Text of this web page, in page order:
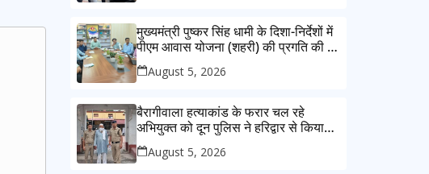
मुख्यमंत्री पुष्कर सिंह धामी के दिशा-निर्देशों में
पीएम आवास योजना (शहरी) की प्रगति की हुई
समीक्षा
August 5, 2026
बैरागीवाला हत्याकांड के फरार चल रहे
अभियुक्त को दून पुलिस ने हरिद्वार से किया
गिरफ्तार
August 5, 2026